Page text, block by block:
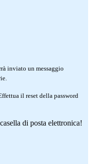
inviato un messaggio
il reset della password
di posta elettronica!